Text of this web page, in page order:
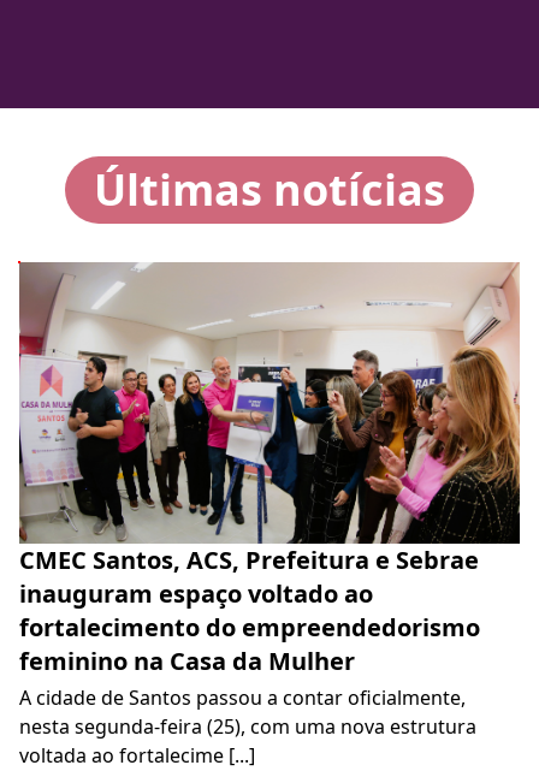
Últimas notícias
CMEC Santos, ACS, Prefeitura e Sebrae
inauguram espaço voltado ao
fortalecimento do empreendedorismo
feminino na Casa da Mulher
A cidade de Santos passou a contar oficialmente,
nesta segunda-feira (25), com uma nova estrutura
voltada ao fortalecime [...]